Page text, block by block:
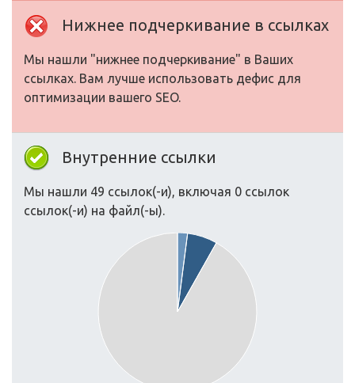
Нижнее подчеркивание в ссылках
Мы нашли "нижнее подчеркивание" в Ваших
ссылках. Вам лучше использовать дефис для
оптимизации вашего SEO.
Внутренние ссылки
Мы нашли 49 ссылок(-и), включая 0 ссылок
ссылок(-и) на файл(-ы).